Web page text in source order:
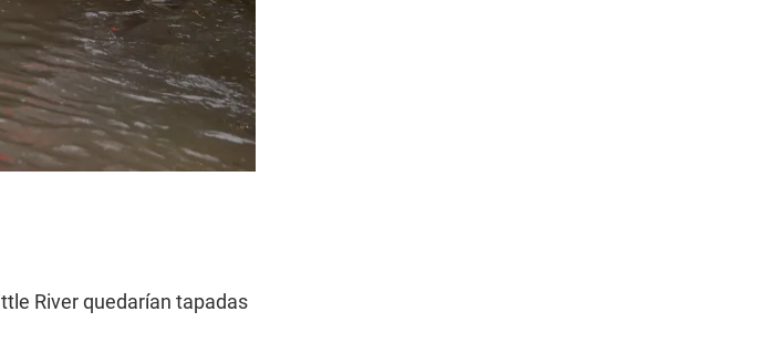
River quedarían tapadas